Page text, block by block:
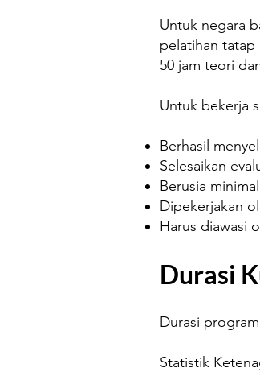
Untuk negara
pelatihan tatap
50 jam teori
Untuk bekerja
Berhasil
Selesaikan
Berusia
Dipekerjakan
Harus diawasi
Durasi
Durasi
Statistik